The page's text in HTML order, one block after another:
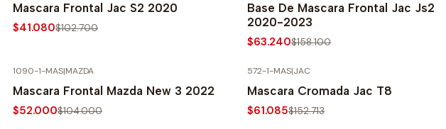
Mascara Frontal Jac S2 2020
$41.080$102.700
Base De Mascara Frontal Jac Js2
2020-2023
$63.240$158.100
1090-1-MAS|MAZDA
Mascara Frontal Mazda New 3 2022
$52.000$104.000
572-1-MAS|JAC
Mascara Cromada Jac T8
$61.085$152.713